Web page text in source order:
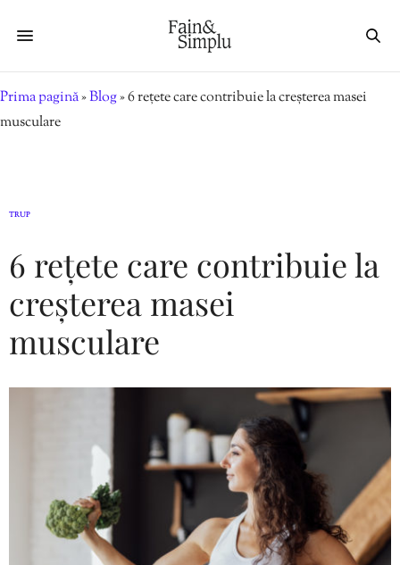
Prima pagină»Blog»6 rețete care contribuie la creșterea masei
musculare
TRUP
6 rețete care contribuie la
creșterea masei
musculare